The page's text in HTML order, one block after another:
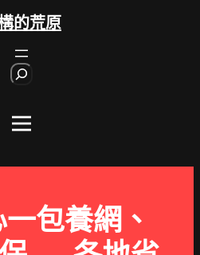
的荒原
包養網、